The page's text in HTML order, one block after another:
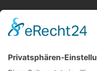
KATEGORIEN
Altersvorsorge